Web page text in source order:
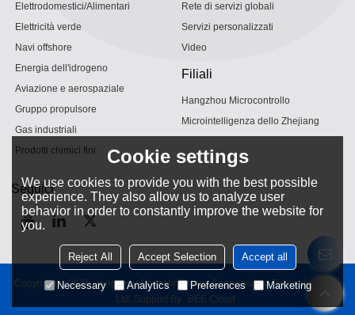
Elettrodomestici/Alimentari
Elettricità verde
Navi offshore
Energia dell'idrogeno
Aviazione e aerospaziale
Gruppo propulsore
Gas industriali
Prodotti chimici fini
Rete di servizi globali
Servizi personalizzati
Video
Filiali
Hangzhou Microcontrollo
Microintelligenza dello Zhejiang
Seguici
Copyright © 2026Hangzhou Shenshi Energy Conservation Technology Co.,
Ltd. Support By BEE Cloud
Cookie settings
We use cookies to provide you with the best possible
experience. They also allow us to analyze user
behavior in order to constantly improve the website for
you.
Reject All Accept Selection Accept all
Necessary Analytics Preferences Marketing